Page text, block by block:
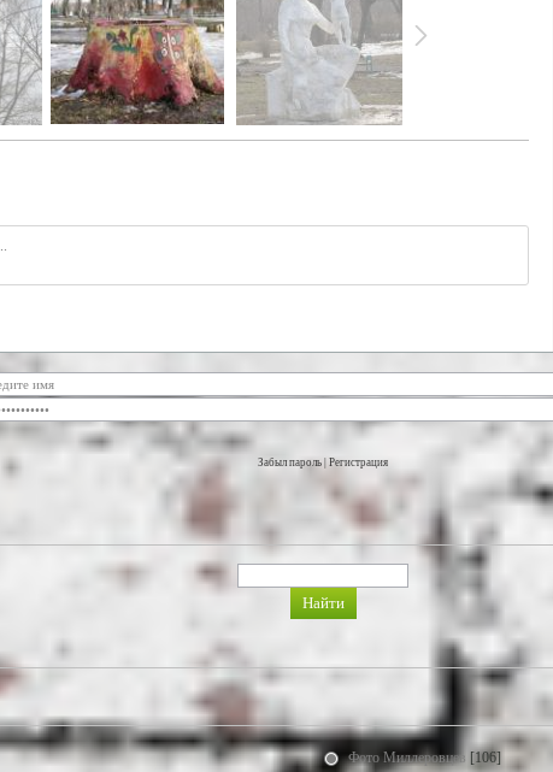
Забыл пароль Регистрация
Фото Миллеровцев [106]